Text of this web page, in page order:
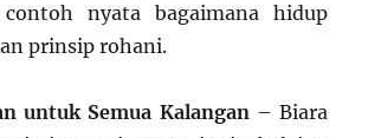
nyata bagaimana hidup
prinsip rohani.
untuk Semua Kalangan– Biara